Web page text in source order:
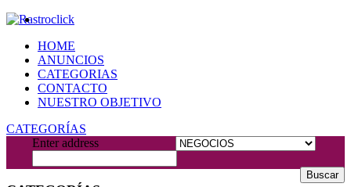
HOME
ANUNCIOS
CATEGORIAS
CONTACTO
NUESTRO OBJETIVO
CATEGORÍAS
Enter address
Buscar